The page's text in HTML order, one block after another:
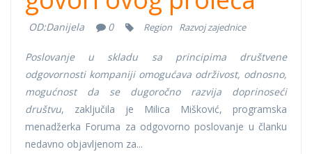
OD:Danijela 0 Region Razvoj zajednice
Poslovanje u skladu sa principima društvene
odgovornosti kompaniji omogućava održivost, odnosno,
mogućnost da se dugoročno razvija doprinoseći
društvu, zaključila je Milica Mišković, programska
menadžerka Foruma za odgovorno poslovanje u članku
nedavno objavljenom za...